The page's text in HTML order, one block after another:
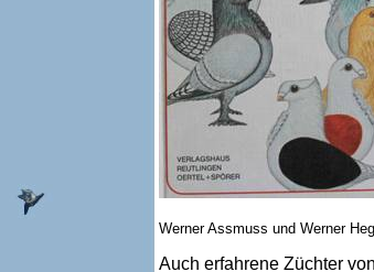
Werner Assmuss und Werner
Auch erfahrene Züchter